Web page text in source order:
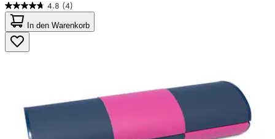
4.8 (4)
4.8
von
5
Sternen.
4
In den Warenkorb